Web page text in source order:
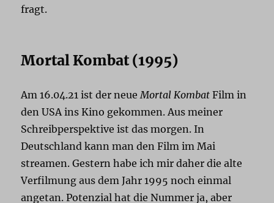
fragt.
Mortal Kombat (1995)
Am 16.04.21 ist der neue Mortal Kombat Film in
den USA ins Kino gekommen. Aus meiner
Schreibperspektive ist das morgen. In
Deutschland kann man den Film im Mai
streamen. Gestern habe ich mir daher die alte
Verfilmung aus dem Jahr 1995 noch einmal
angetan. Potenzial hat die Nummer ja, aber